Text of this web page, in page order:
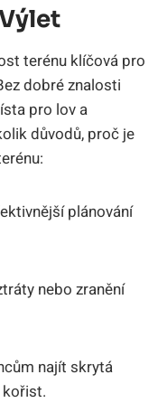
terénu klíčová pro
dobré znalosti
pro lov a
důvodů, proč je
plánování
nebo zranění
najít skrytá
kořist.